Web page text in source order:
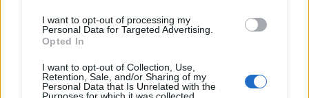
I want to opt-out of processing my
Personal Data for Targeted Advertising.
Opted In
I want to opt-out of Collection, Use,
Retention, Sale, and/or Sharing of my
Personal Data that Is Unrelated with the
CCS tiszta: 344.5mrd HUF
Üzemi eredmény: 262mrd HUF
EPS: 238HUF